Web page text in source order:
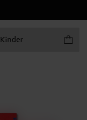
Kinder